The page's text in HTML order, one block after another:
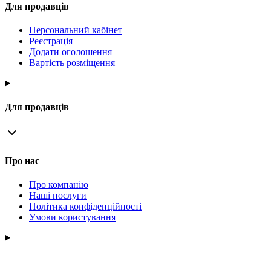
Для продавців
Персональний кабінет
Реєстрація
Додати оголошення
Вартість розміщення
Для продавців
Про нас
Про компанію
Наші послуги
Політика конфіденційності
Умови користування